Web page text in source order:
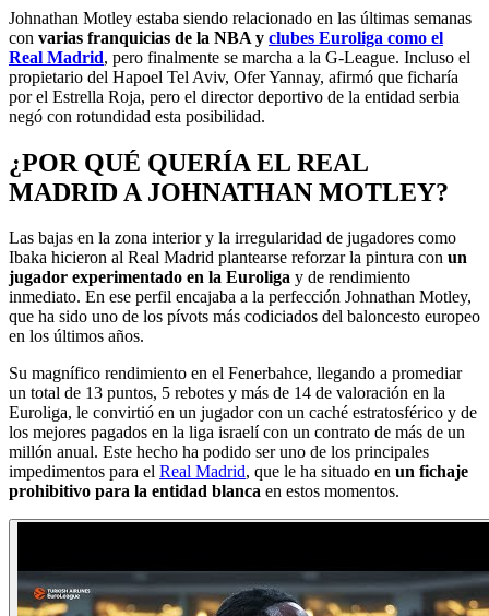
Johnathan Motley estaba siendo relacionado en las últimas semanas
con varias franquicias de la NBA y clubes Euroliga como el
Real Madrid, pero finalmente se marcha a la G-League. Incluso el
propietario del Hapoel Tel Aviv, Ofer Yannay, afirmó que ficharía
por el Estrella Roja, pero el director deportivo de la entidad serbia
negó con rotundidad esta posibilidad.
¿POR QUÉ QUERÍA EL REAL
MADRID A JOHNATHAN MOTLEY?
Las bajas en la zona interior y la irregularidad de jugadores como
Ibaka hicieron al Real Madrid plantearse reforzar la pintura con un
jugador experimentado en la Euroliga y de rendimiento
inmediato. En ese perfil encajaba a la perfección Johnathan Motley,
que ha sido uno de los pívots más codiciados del baloncesto europeo
en los últimos años.
Su magnífico rendimiento en el Fenerbahce, llegando a promediar
un total de 13 puntos, 5 rebotes y más de 14 de valoración en la
Euroliga, le convirtió en un jugador con un caché estratosférico y de
los mejores pagados en la liga israelí con un contrato de más de un
millón anual. Este hecho ha podido ser uno de los principales
impedimentos para el Real Madrid, que le ha situado en un fichaje
prohibitivo para la entidad blanca en estos momentos.